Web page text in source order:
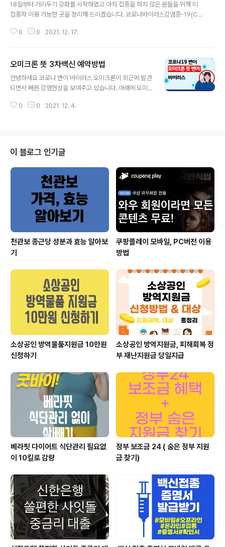
18일부터 거리두기 강화를 시작하였고 아직 접종을 하지 않은 분들을 위해 미
접종자 이용 가능한 곳을 정리해 드리겠습니다. 코로나바이러스감염증-19(CO
국외발생현황, 시도별발생현황, 대상별 유의사항, 생활 속 거리 두기, 공적마스
예약하는 방법 방역패스, 백신패스 발급방법 미접종자 이용 가능한 곳 -(사적모
임 규제)연말,연시 송년회,신년회 등 모임 활성화와 실내활동이 많아지는 계절
적 요인 등 감염 확산 우려를 고려, 개인 간 접촉을 감소시키기 위해 사적모임..
0 0 2021. 12. 17.
오미크론 뜻 3차백신 예약방법
안녕하세요 코로나 변이 바이러스 오미크론이 최근에 발견
되면서 빠른 감염현상을 보여주고 있습니다. 아래에 오미
크론 뜻 오미크론 확산세 국내 오미크론 확진자 및 동선 오
리카 보츠와나에서 발견되었으며 오미크론 바이러스는 스
파이크 단백질에 유전자 변이 32개 보유하였으며 돌연변
이 16개를 보유한 델타 변이보다 두배가량 더 많으며 전염
력이 5배에 달한다는 분석이 나옵니다. 오미크론 뜻은 그
리스 문자 알파벳 15번째 글자에서 따온것이며 열세번째
글자가 누인데 뉴라고 불리게 될것을 예상하고 등..
0 0 2021. 12. 4.
이 블로그 인기글
천관보 종근당 성분과 효능 알아보
기
쿠팡플레이 모바일, PC버전 이용
방법
소상공인 방역물품지원금 10만원
신청하기
소상공인 방역지원금, 피해회복 정
부 재난지원금 당일지급
베라핏 다이어트 식단관리 필요없
이 10킬로 감량
정부 보조금 24 ( 숨은 정부 지원
금 찾기)